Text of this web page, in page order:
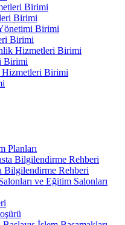
Birimi
Birimi
Birimi
Birimi
Hizmetleri Birimi
Birimi
Hizmetleri Birimi
Planları
Bilgilendirme Rehberi
Bilgilendirme Rehberi
ve Eğitim Salonları